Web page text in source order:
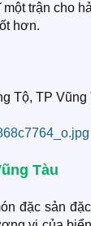
một trận cho
hơn.
Tộ, TP Vũng
Tàu
đặc sản